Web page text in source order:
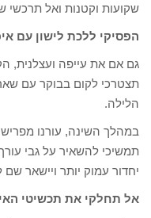
שקועות וקטנות ואל תרכשי
הפסיקי ללכת לישון עם
תצטרכי לקום בבוקר עם
הלילה.
במהלך השינה, עורנו
תמשיכי להשאיר על גבי
יחדור עמוק יותר ויישאר שם
אל תחלקי את תכשיטי